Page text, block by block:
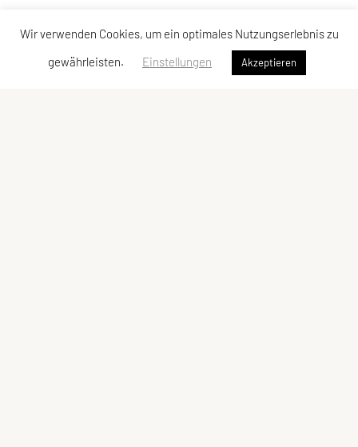
Wir verwenden Cookies, um ein optimales Nutzungserlebnis zu
gewährleisten.
Einstellungen Akzeptieren